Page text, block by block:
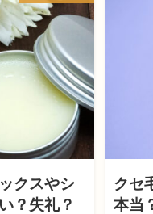
クスやシ
？失礼？
クセ
本当